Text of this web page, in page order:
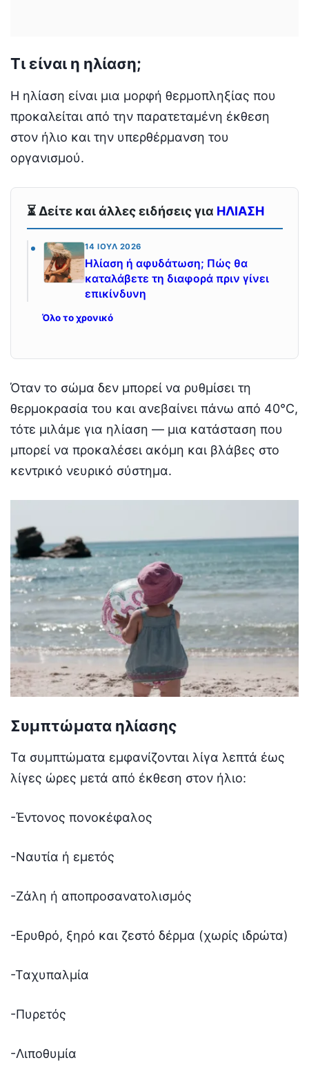
Τι είναι η ηλίαση;
Η ηλίαση είναι μια μορφή θερμοπληξίας που
προκαλείται από την παρατεταμένη έκθεση
στον ήλιο και την υπερθέρμανση του
οργανισμού.
⏳ Δείτε και άλλες ειδήσεις για ΗΛΙΑΣΗ
14 ΙΟΎΛ 2026
Ηλίαση ή αφυδάτωση; Πώς θα
καταλάβετε τη διαφορά πριν γίνει
επικίνδυνη
Όλο το χρονικό
Όταν το σώμα δεν μπορεί να ρυθμίσει τη
θερμοκρασία του και ανεβαίνει πάνω από 40°C,
τότε μιλάμε για ηλίαση — μια κατάσταση που
μπορεί να προκαλέσει ακόμη και βλάβες στο
κεντρικό νευρικό σύστημα.
Συμπτώματα ηλίασης
Τα συμπτώματα εμφανίζονται λίγα λεπτά έως
λίγες ώρες μετά από έκθεση στον ήλιο:
-Έντονος πονοκέφαλος
-Ναυτία ή εμετός
-Ζάλη ή αποπροσανατολισμός
-Ερυθρό, ξηρό και ζεστό δέρμα (χωρίς ιδρώτα)
-Ταχυπαλμία
-Πυρετός
-Λιποθυμία